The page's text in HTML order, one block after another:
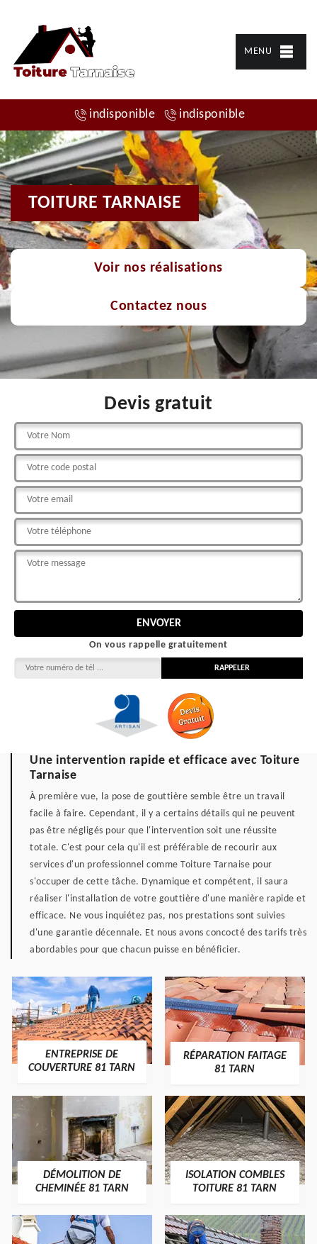
MENU
indisponible indisponible
TOITURE TARNAISE
Voir nos réalisations
Contactez nous
Devis gratuit
On vous rappelle gratuitement
Une intervention rapide et efficace avec Toiture
Tarnaise
À première vue, la pose de gouttière semble être un travail
facile à faire. Cependant, il y a certains détails qui ne peuvent
pas être négligés pour que l'intervention soit une réussite
totale. C'est pour cela qu'il est préférable de recourir aux
services d'un professionnel comme Toiture Tarnaise pour
s'occuper de cette tâche. Dynamique et compétent, il saura
réaliser l'installation de votre gouttière d'une manière rapide et
efficace. Ne vous inquiétez pas, nos prestations sont suivies
d'une garantie décennale. Et nous avons concocté des tarifs très
abordables pour que chacun puisse en bénéficier.
ENTREPRISE DE
COUVERTURE 81 TARN
RÉPARATION FAITAGE
81 TARN
DÉMOLITION DE
CHEMINÉE 81 TARN
ISOLATION COMBLES
TOITURE 81 TARN